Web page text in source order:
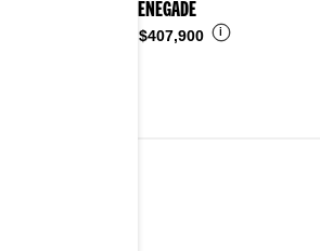
2025 RENEGADE
$407,900 i